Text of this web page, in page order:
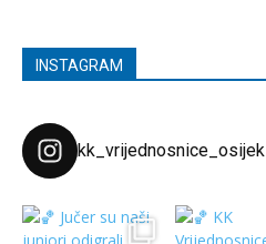
INSTAGRAM
kk_vrijednosnice_osijek